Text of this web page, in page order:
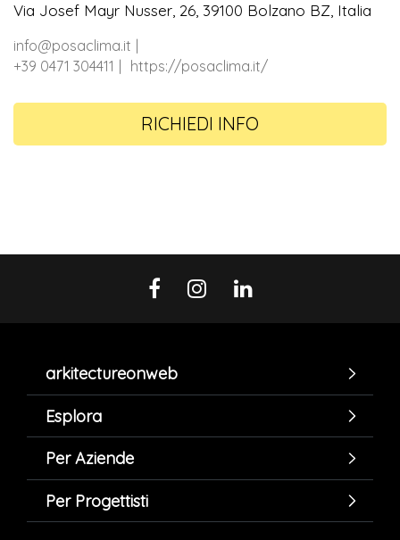
Via Josef Mayr Nusser, 26, 39100 Bolzano BZ, Italia
info@posaclima.it
+39 0471 304411
https://posaclima.it/
RICHIEDI INFO
arkitectureonweb
Esplora
Per Aziende
Per Progettisti